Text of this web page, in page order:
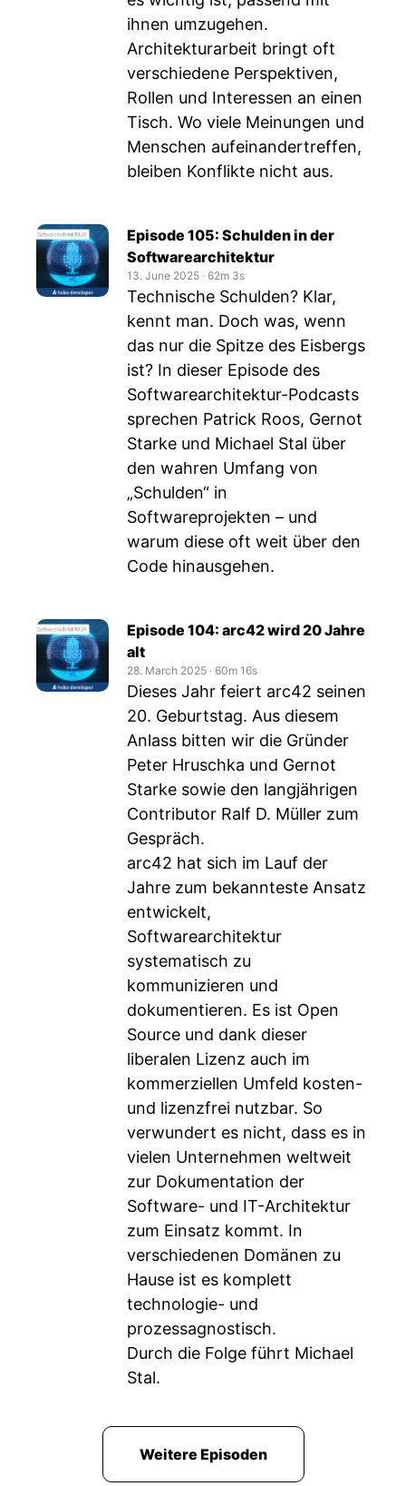
ihnen umzugehen.
Architekturarbeit bringt oft
verschiedene Perspektiven,
Rollen und Interessen an einen
Tisch. Wo viele Meinungen und
Menschen aufeinandertreffen,
bleiben Konflikte nicht aus.
Episode 105: Schulden in der
Softwarearchitektur
13. June 2025 ‧ 62m 3s
Technische Schulden? Klar,
kennt man. Doch was, wenn
das nur die Spitze des Eisbergs
ist? In dieser Episode des
Softwarearchitektur-Podcasts
sprechen Patrick Roos, Gernot
Starke und Michael Stal über
den wahren Umfang von
„Schulden“ in
Softwareprojekten – und
warum diese oft weit über den
Code hinausgehen.
Episode 104: arc42 wird 20 Jahre
alt
28. March 2025 ‧ 60m 16s
Dieses Jahr feiert arc42 seinen
20. Geburtstag. Aus diesem
Anlass bitten wir die Gründer
Peter Hruschka und Gernot
Starke sowie den langjährigen
Contributor Ralf D. Müller zum
Gespräch.
arc42 hat sich im Lauf der
Jahre zum bekannteste Ansatz
entwickelt,
Softwarearchitektur
systematisch zu
kommunizieren und
dokumentieren. Es ist Open
Source und dank dieser
liberalen Lizenz auch im
kommerziellen Umfeld kosten-
und lizenzfrei nutzbar. So
verwundert es nicht, dass es in
vielen Unternehmen weltweit
zur Dokumentation der
Software- und IT-Architektur
zum Einsatz kommt. In
verschiedenen Domänen zu
Hause ist es komplett
technologie- und
prozessagnostisch.
Durch die Folge führt Michael
Stal.
Weitere Episoden